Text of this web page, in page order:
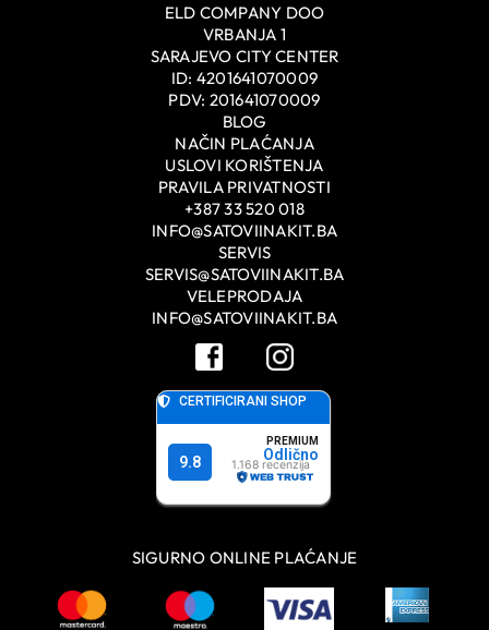
ELD COMPANY DOO
VRBANJA 1
SARAJEVO CITY CENTER
ID: 4201641070009
PDV: 201641070009
BLOG
NAČIN PLAĆANJA
USLOVI KORIŠTENJA
PRAVILA PRIVATNOSTI
+387 33 520 018
INFO@SATOVIINAKIT.BA
SERVIS
SERVIS@SATOVIINAKIT.BA
VELEPRODAJA
INFO@SATOVIINAKIT.BA
SIGURNO ONLINE PLAĆANJE